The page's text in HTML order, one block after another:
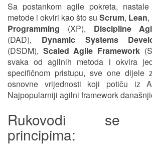
Sa postankom agile pokreta,
metode i okviri kao što su Scrum, Lean,
Programming (XP), Discipline
(DAD), Dynamic Systems
(DSDM), Scaled Agile Framework
svaka od agilnih metoda i okvira
specifičnom pristupu, sve one dijele
osnovne vrijednosti koji potiču iz
Najpopularniji agilni framework
Rukovodi se
principima: